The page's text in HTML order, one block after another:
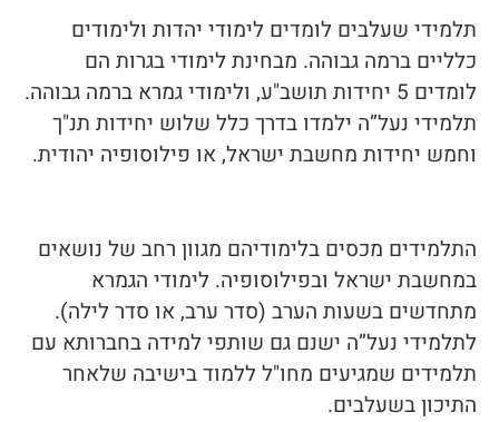
תלמידי שעלבים לומדים לימודי יהדות ולימודים
כלליים ברמה גבוהה. מבחינת לימודי בגרות הם
לומדים 5 יחידות תושב"ע, ולימודי גמרא ברמה גבוהה.
תלמידי נעל”ה ילמדו בדרך כלל שלוש יחידות תנ"ך
וחמש יחידות מחשבת ישראל, או פילוסופיה יהודית.
התלמידים מכסים בלימודיהם מגוון רחב של נושאים
במחשבת ישראל ובפילוסופיה. לימודי הגמרא
מתחדשים בשעות הערב (סדר ערב, או סדר לילה).
לתלמידי נעל”ה ישנם גם שותפי למידה בחברותא עם
תלמידים שמגיעים מחו"ל ללמוד בישיבה שלאחר
התיכון בשעלבים.